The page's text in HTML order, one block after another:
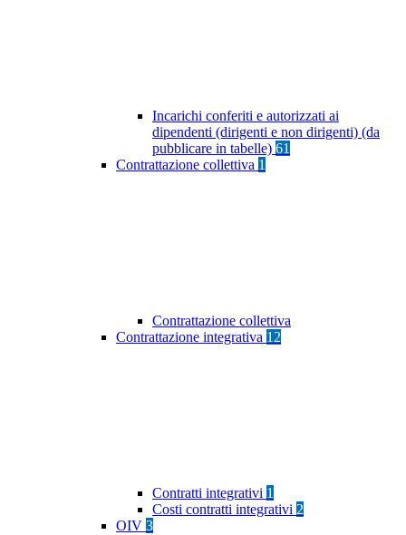
Incarichi conferiti e autorizzati ai
dipendenti (dirigenti e non dirigenti) (da
pubblicare in tabelle) 61
Contrattazione collettiva 1
Contrattazione collettiva
Contrattazione integrativa 12
Contratti integrativi 1
Costi contratti integrativi 2
OIV 3